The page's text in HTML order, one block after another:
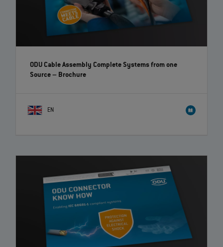
ODU Cable Assembly Complete Systems from one
Source– Brochure
EN